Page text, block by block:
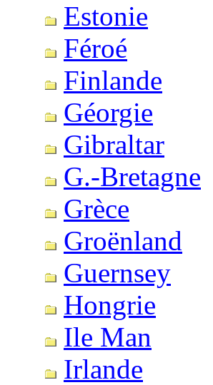
Estonie
Féroé
Finlande
Géorgie
Gibraltar
G.-Bretagne
Grèce
Groënland
Guernsey
Hongrie
Ile Man
Irlande